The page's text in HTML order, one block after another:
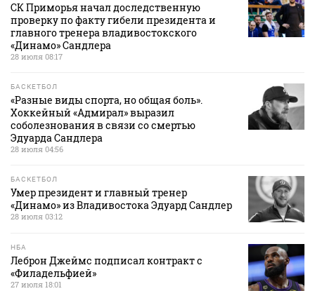
СК Приморья начал доследственную
проверку по факту гибели президента и
главного тренера владивостокского
«Динамо» Сандлера
28 июля 08:17
БАСКЕТБОЛ
«Разные виды спорта, но общая боль».
Хоккейный «Адмирал» выразил
соболезнования в связи со смертью
Эдуарда Сандлера
28 июля 04:56
БАСКЕТБОЛ
Умер президент и главный тренер
«Динамо» из Владивостока Эдуард Сандлер
28 июля 03:12
НБА
Леброн Джеймс подписал контракт с
«Филадельфией»
27 июля 18:01